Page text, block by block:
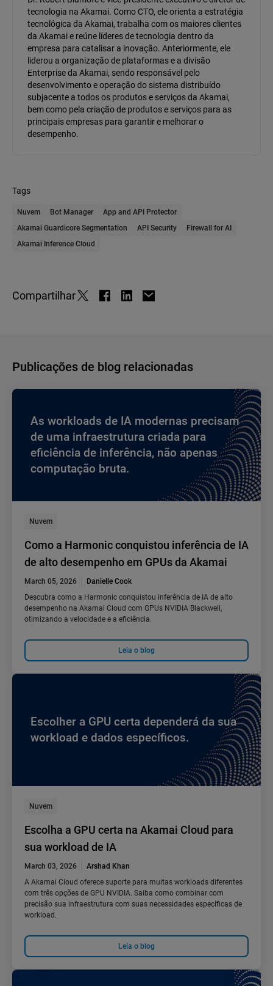
tecnologia na Akamai. Como CTO, ele orienta a estratégia
tecnológica da Akamai, trabalha com os maiores clientes
da Akamai e reúne líderes de tecnologia dentro da
empresa para catalisar a inovação. Anteriormente, ele
liderou a organização de plataformas e a divisão
Enterprise da Akamai, sendo responsável pelo
desenvolvimento e operação do sistema distribuído
subjacente a todos os produtos e serviços da Akamai,
bem como pela criação de produtos e serviços para as
principais empresas para garantir e melhorar o
desempenho.
Tags
Nuvem Bot Manager
App and API Protector
Akamai Guardicore Segmentation
API Security
Firewall for AI
Akamai Inference Cloud
Compartilhar
Publicações de blog relacionadas
As workloads de IA modernas precisam
de uma infraestrutura criada para
eficiência de inferência, não apenas
computação bruta.
Nuvem
Como a Harmonic conquistou inferência de IA
de alto desempenho em GPUs da Akamai
March 05, 2026
Danielle Cook
Descubra como a Harmonic conquistou inferência de IA de alto
desempenho na Akamai Cloud com GPUs NVIDIA Blackwell,
otimizando a velocidade e a eficiência.
Leia o blog
Escolher a GPU certa dependerá da sua
workload e dados específicos.
Nuvem
Escolha a GPU certa na Akamai Cloud para
sua workload de IA
March 03, 2026
Arshad Khan
A Akamai Cloud oferece suporte para muitas workloads diferentes
com três opções de GPU NVIDIA. Saiba como combinar com
precisão sua infraestrutura com suas necessidades específicas de
workload.
Leia o blog